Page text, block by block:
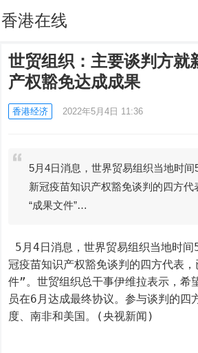
香港在线
世贸组织：主要谈判方就
产权豁免达成成果
香港经济 2022年5月4日 11:36
5月4日消息，世界贸易组织当地时
新冠疫苗知识产权豁免谈判的四方代
“成果文件”…
冠疫苗知识产权豁免谈判的四方代表
件”。世贸组织总干事伊维拉表示，希
员在6月达成最终协议。参与谈判的四
度、南非和美国。(央视新闻)